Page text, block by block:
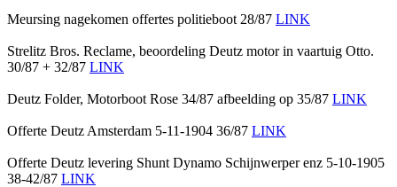
Meursing nagekomen offertes politieboot 28/87 LINK
Strelitz Bros. Reclame, beoordeling Deutz motor in vaartuig Otto.
30/87 + 32/87 LINK
Deutz Folder, Motorboot Rose 34/87 afbeelding op 35/87 LINK
Offerte Deutz Amsterdam 5-11-1904 36/87 LINK
Offerte Deutz levering Shunt Dynamo Schijnwerper enz 5-10-1905
38-42/87 LINK